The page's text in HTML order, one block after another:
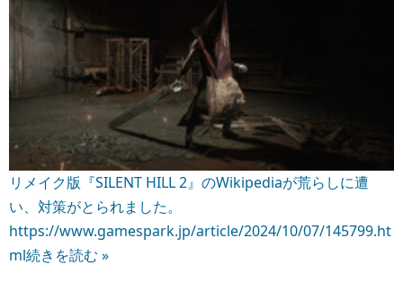
リメイク版『SILENT HILL 2』のWikipediaが荒らしに遭
い、対策がとられました。
https://www.gamespark.jp/article/2024/10/07/145799.ht
ml続きを読む »